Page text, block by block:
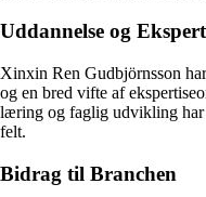
Uddannelse og
Xinxin Ren Gudbjörnsson
og en bred vifte af
læring og faglig udvikling har
felt.
Bidrag til Branchen